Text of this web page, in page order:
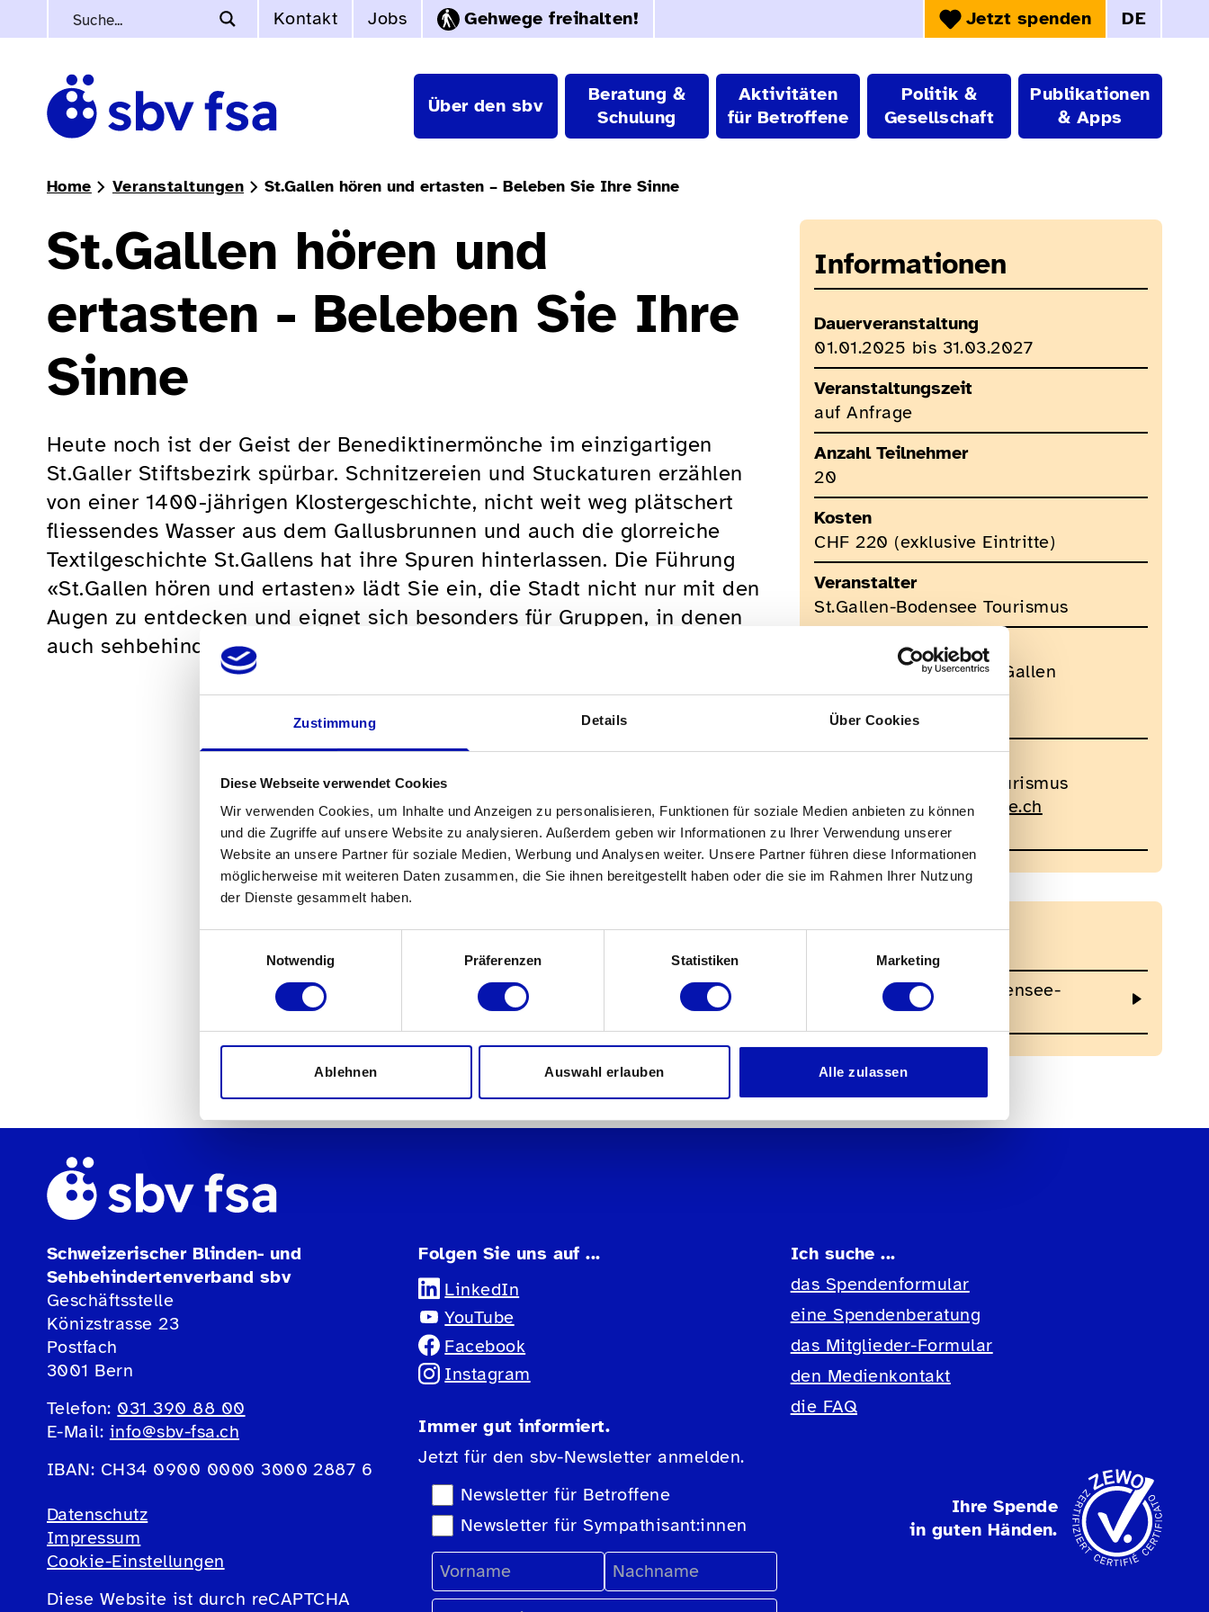
Zustimmung Details Über Cookies
Diese Webseite verwendet Cookies
Wir verwenden Cookies, um Inhalte und Anzeigen zu personalisieren, Funktionen für soziale Medien anbieten zu können
und die Zugriffe auf unsere Website zu analysieren. Außerdem geben wir Informationen zu Ihrer Verwendung unserer
Website an unsere Partner für soziale Medien, Werbung und Analysen weiter. Unsere Partner führen diese Informationen
möglicherweise mit weiteren Daten zusammen, die Sie ihnen bereitgestellt haben oder die sie im Rahmen Ihrer Nutzung
der Dienste gesammelt haben.
Notwendig
Präferenzen Statistiken Marketing
Ablehnen Auswahl erlauben Alle zulassen
Kontakt Jobs Gehwege freihalten! Jetzt spenden Sprachwahl:
DE
Über den sbv
Beratung &
Schulung
Aktivitäten
für Betroffene
Politik &
Gesellschaft
Publikationen
& Apps
Home Veranstaltungen St.Gallen hören und ertasten – Beleben Sie Ihre Sinne
St.Gallen hören und
ertasten - Beleben Sie Ihre
Sinne
Heute noch ist der Geist der Benediktinermönche im einzigartigen
St.Galler Stiftsbezirk spürbar. Schnitzereien und Stuckaturen erzählen
von einer 1400-jährigen Klostergeschichte, nicht weit weg plätschert
fliessendes Wasser aus dem Gallusbrunnen und auch die glorreiche
Textilgeschichte St.Gallens hat ihre Spuren hinterlassen. Die Führung
«St.Gallen hören und ertasten» lädt Sie ein, die Stadt nicht nur mit den
Augen zu entdecken und eignet sich besonders für Gruppen, in denen
auch sehbehinderte oder blinde Personen sind.
Informationen
Dauerveranstaltung
01.01.2025 bis 31.03.2027
Veranstaltungszeit
auf Anfrage
Anzahl Teilnehmer
20
Kosten
CHF 220 (exklusive Eintritte)
Veranstalter
St.Gallen-Bodensee Tourismus
Veranstaltungsort
Tourist Information St.Gallen
Bankgasse 9
9001 St.Gallen
Kontakt für Rückfragen
St.Gallen-Bodensee Tourismus
info@st.gallen-bodensee.ch
071 227 37 37
Links
Website St.Gallen-Bodensee-
Tourismus
Schweizerischer Blinden- und
Sehbehindertenverband sbv
Geschäftsstelle
Könizstrasse 23
Postfach
3001 Bern
Telefon: 031 390 88 00
E-Mail: info@sbv-fsa.ch
IBAN: CH34 0900 0000 3000 2887 6
Datenschutz
Impressum
Cookie-Einstellungen
Diese Website ist durch reCAPTCHA
Folgen Sie uns auf ...
LinkedIn
YouTube
Facebook
Instagram
Immer gut informiert.
Jetzt für den sbv-Newsletter anmelden.
Newsletter-Auswahl
Newsletter für Betroffene
Newsletter für Sympathisant:innen
Vorname
Nachname
Ich suche ...
das Spendenformular
eine Spendenberatung
das Mitglieder-Formular
den Medienkontakt
die FAQ
Ihre Spende
in guten Händen.